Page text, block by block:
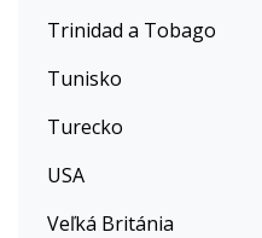
Trinidad a Tobago
Tunisko
Turecko
USA
Veľká Británia